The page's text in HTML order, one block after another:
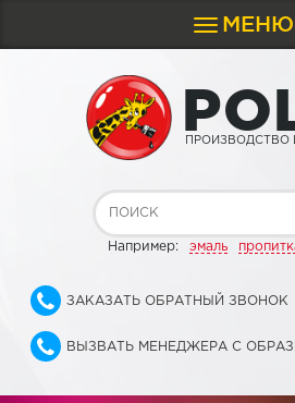
Toggle
navigation
МЕНЮ
PO
Например: эмаль
ЗАКАЗАТЬ ОБРАТНЫЙ ЗВОНОК
ВЫЗВАТЬ МЕНЕДЖЕРА С